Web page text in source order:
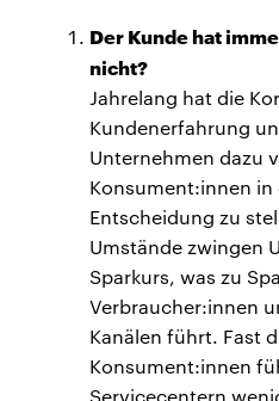
Der Kunde hat
nicht?
Jahrelang hat die
Kundenerfahrung
Unternehmen dazu
Konsument:innen
Entscheidung zu
Umstände zwingen
Sparkurs, was zu
Verbraucher:innen
Kanälen führt. Fast
Konsument:innen
Servicecentern